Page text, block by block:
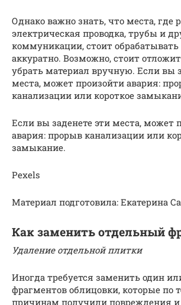
Однако важно знать, что места, где
электрическая проводка, трубы и
коммуникации, стоит обрабатывать
аккуратно. Возможно, стоит
убрать материал вручную. Если вы
места, может произойти авария:
канализации или короткое
Если вы заденете эти места, может
авария: прорыв канализации или
замыкание.
Pexels
Материал подготовила: Екатерина
Как заменить отдельный
Удаление отдельной плитки
Иногда требуется заменить один
фрагментов облицовки, которые
причинам получили повреждения и